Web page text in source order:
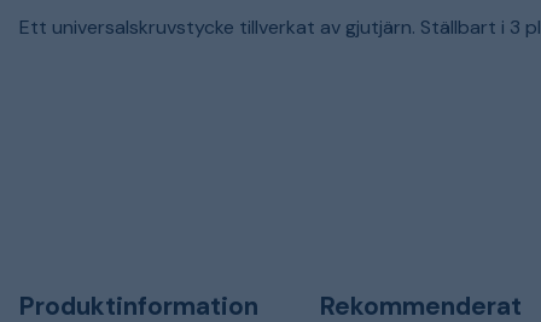
Ett universalskruvstycke tillverkat av gjutjärn. Ställbart i 3
Produktinformation Rekommenderat